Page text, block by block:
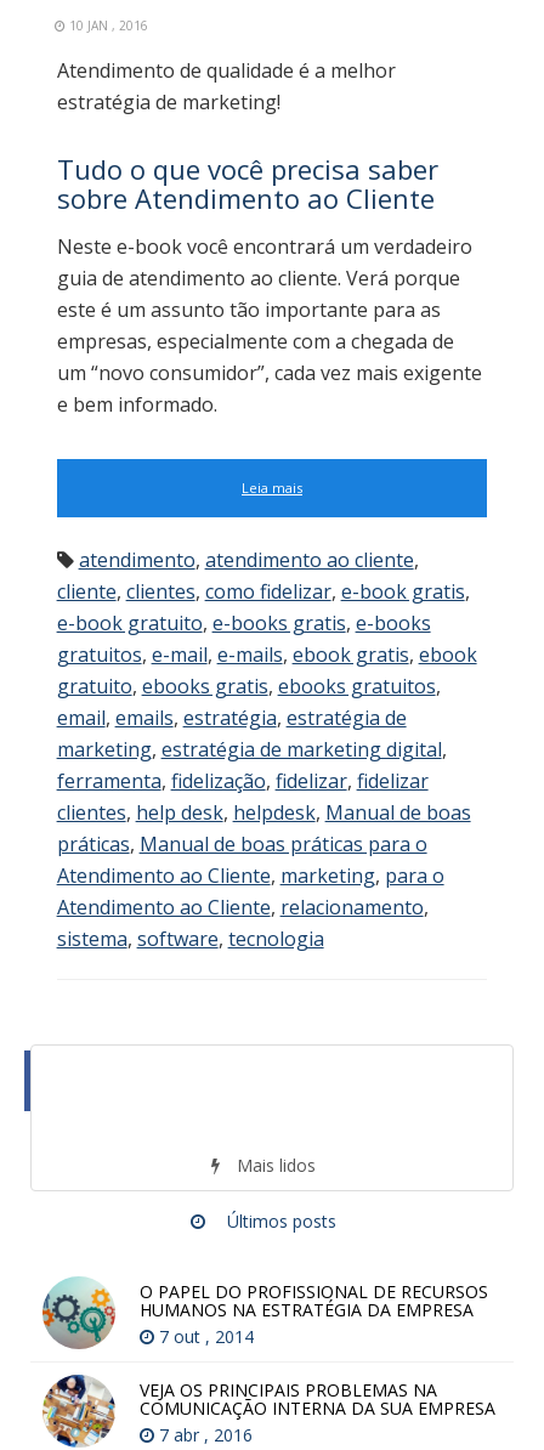
10 JAN , 2016
Atendimento de qualidade é a melhor
estratégia de marketing!
Tudo o que você precisa saber
sobre Atendimento ao Cliente
Neste e-book você encontrará um verdadeiro
guia de atendimento ao cliente. Verá porque
este é um assunto tão importante para as
empresas, especialmente com a chegada de
um “novo consumidor”, cada vez mais exigente
e bem informado.
Leia mais
atendimento, atendimento ao cliente,
cliente, clientes, como fidelizar, e-book gratis,
e-book gratuito, e-books gratis, e-books
gratuitos, e-mail, e-mails, ebook gratis, ebook
gratuito, ebooks gratis, ebooks gratuitos,
email, emails, estratégia, estratégia de
marketing, estratégia de marketing digital,
ferramenta, fidelização, fidelizar, fidelizar
clientes, help desk, helpdesk, Manual de boas
práticas, Manual de boas práticas para o
Atendimento ao Cliente, marketing, para o
Atendimento ao Cliente, relacionamento,
sistema, software, tecnologia
Mais lidos
Últimos posts
O PAPEL DO PROFISSIONAL DE RECURSOS
HUMANOS NA ESTRATÉGIA DA EMPRESA
7 out , 2014
VEJA OS PRINCIPAIS PROBLEMAS NA
COMUNICAÇÃO INTERNA DA SUA EMPRESA
7 abr , 2016